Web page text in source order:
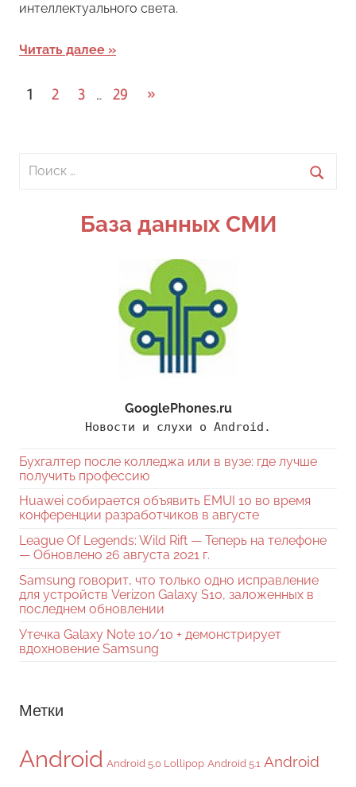
интеллектуального света.
Читать далее
Навигация
1 2 3 … 29
Следующие
»
Поиск
База данных СМИ
GooglePhones.ru
Новости и слухи о Android.
Бухгалтер после колледжа или в вузе: где лучше
получить профессию
Huawei собирается объявить EMUI 10 во время
конференции разработчиков в августе
League Of Legends: Wild Rift — Теперь на телефоне
— Обновлено 26 августа 2021 г.
Samsung говорит, что только одно исправление
для устройств Verizon Galaxy S10, заложенных в
последнем обновлении
Утечка Galaxy Note 10/10 + демонстрирует
вдохновение Samsung
Метки
Android Android 5.0 Lollipop Android 5.1 Android